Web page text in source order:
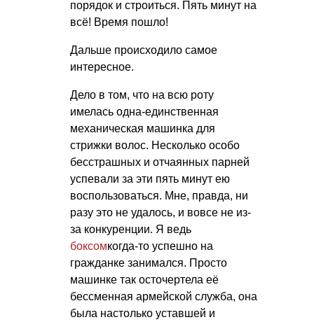
порядок и строиться. Пять минут на
всё! Время пошло!
Дальше происходило самое
интересное.
Дело в том, что на всю роту
имелась одна-единственная
механическая машинка для
стрижки волос. Несколько особо
бесстрашных и отчаянных парней
успевали за эти пять минут ею
воспользоваться. Мне, правда, ни
разу это не удалось, и вовсе не из-
за конкуренции. Я ведь
боксомкогда-то успешно на
гражданке занимался. Просто
машинке так осточертела её
бессменная армейской служба, она
была настолько уставшей и